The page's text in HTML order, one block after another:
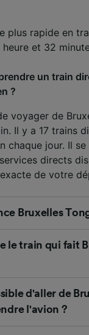
plus rapide en
et 32
un train
?
voyager de
Il y a 17 trains
chaque jour. Il
directs
de votre
Bruxelles
le train qui fait
d'aller de
l'avion ?